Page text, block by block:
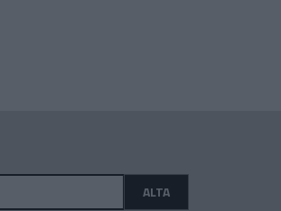
ALTA